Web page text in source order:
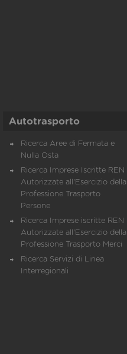
Autotrasporto
Ricerca Aree di Fermata e
Nulla Osta
Ricerca Imprese Iscritte REN
Autorizzate all'Esercizio della
Professione Trasporto
Persone
Ricerca Imprese iscritte REN
Autorizzate all'Esercizio della
Professione Trasporto Merci
Ricerca Servizi di Linea
Interregionali